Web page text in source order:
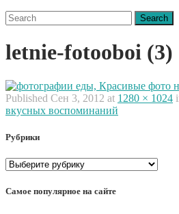
Search
for:
letnie-fotooboi (3)
Published Сен 3, 2012 at 1280 × 1024
вкусных воспоминаний
Рубрики
Рубрики
Самое популярное на сайте